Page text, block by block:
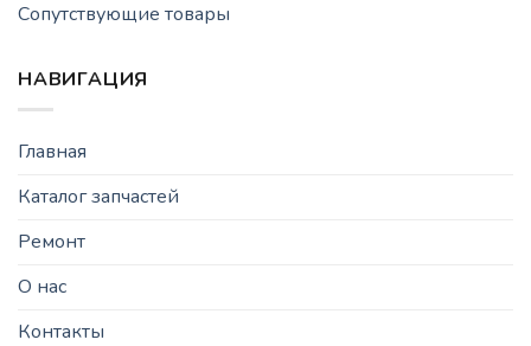
Сопутствующие товары
НАВИГАЦИЯ
Главная
Каталог запчастей
Ремонт
О нас
Контакты